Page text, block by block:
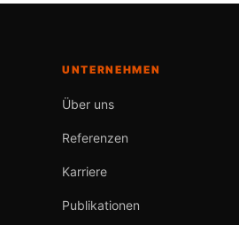
UNTERNEHMEN
Über uns
Referenzen
Karriere
Publikationen